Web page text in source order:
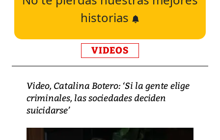
historias
VIDEOS
Video, Catalina Botero: ‘Si la gente elige
criminales, las sociedades deciden
suicidarse’